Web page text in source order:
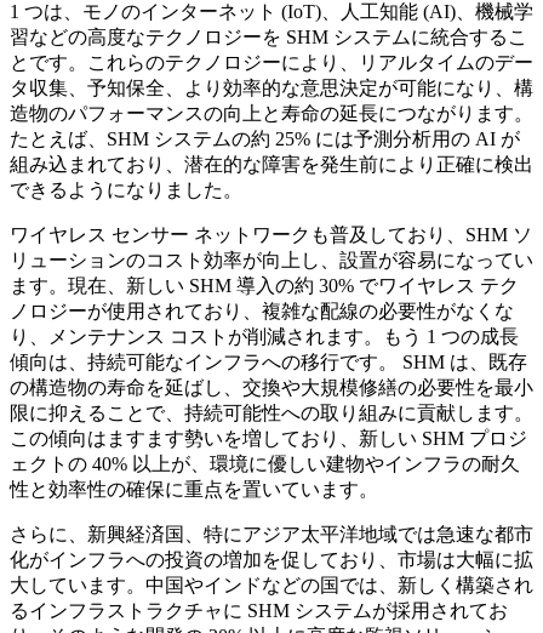
1 つは、モノのインターネット (IoT)、人工知能 (AI)、機械学
習などの高度なテクノロジーを SHM システムに統合するこ
とです。これらのテクノロジーにより、リアルタイムのデー
タ収集、予知保全、より効率的な意思決定が可能になり、構
造物のパフォーマンスの向上と寿命の延長につながります。
たとえば、SHM システムの約 25% には予測分析用の AI が
組み込まれており、潜在的な障害を発生前により正確に検出
できるようになりました。
ワイヤレス センサー ネットワークも普及しており、SHM ソ
リューションのコスト効率が向上し、設置が容易になってい
ます。現在、新しい SHM 導入の約 30% でワイヤレス テク
ノロジーが使用されており、複雑な配線の必要性がなくな
り、メンテナンス コストが削減されます。もう 1 つの成長
傾向は、持続可能なインフラへの移行です。 SHM は、既存
の構造物の寿命を延ばし、交換や大規模修繕の必要性を最小
限に抑えることで、持続可能性への取り組みに貢献します。
この傾向はますます勢いを増しており、新しい SHM プロジ
ェクトの 40% 以上が、環境に優しい建物やインフラの耐久
性と効率性の確保に重点を置いています。
さらに、新興経済国、特にアジア太平洋地域では急速な都市
化がインフラへの投資の増加を促しており、市場は大幅に拡
大しています。中国やインドなどの国では、新しく構築され
るインフラストラクチャに SHM システムが採用されてお